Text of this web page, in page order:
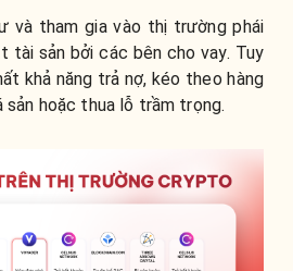
và tham gia vào thị trường phái
tài sản bởi các bên cho vay. Tuy
khả năng trả nợ, kéo theo hàng
hoặc thua lỗ trầm trọng.